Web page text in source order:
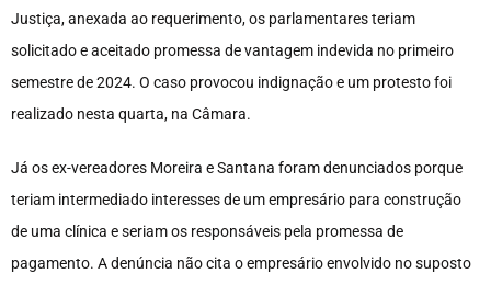
Justiça, anexada ao requerimento, os parlamentares teriam
solicitado e aceitado promessa de vantagem indevida no primeiro
semestre de 2024. O caso provocou indignação e um protesto foi
realizado nesta quarta, na Câmara.
Já os ex-vereadores Moreira e Santana foram denunciados porque
teriam intermediado interesses de um empresário para construção
de uma clínica e seriam os responsáveis pela promessa de
pagamento. A denúncia não cita o empresário envolvido no suposto